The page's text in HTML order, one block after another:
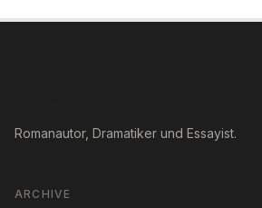
Romanautor, Dramatiker und Essayist.
ARCHIVE